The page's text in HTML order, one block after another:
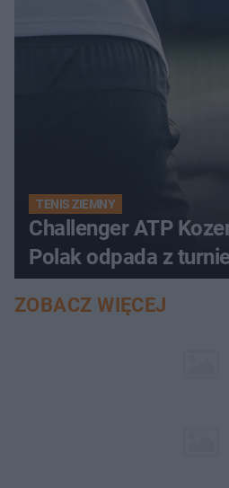
TENIS ZIEMNY
Challenger ATP
Polak odpada z
ZOBACZ WIĘCEJ